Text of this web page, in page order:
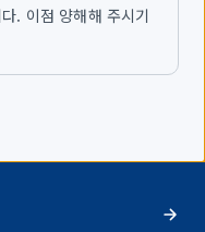
. 이점 양해해 주시기